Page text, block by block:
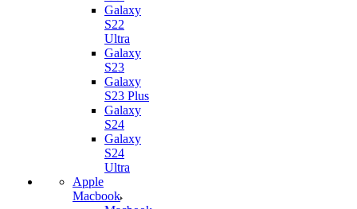
Galaxy
S22
Ultra
Galaxy
S23
Galaxy
S23 Plus
Galaxy
S24
Galaxy
S24
Ultra
Apple
Macbook